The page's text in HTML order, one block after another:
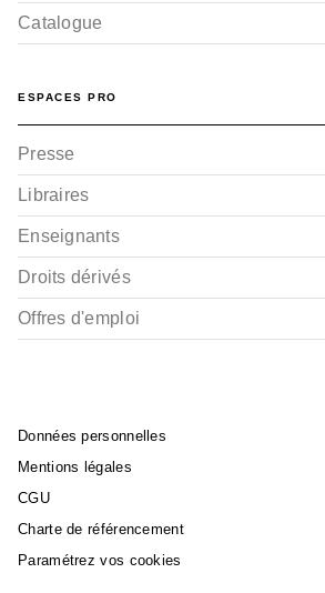
Catalogue
ESPACES PRO
Presse
Libraires
Enseignants
Droits dérivés
Offres d'emploi
Données personnelles
Mentions légales
CGU
Charte de référencement
Paramétrez vos cookies